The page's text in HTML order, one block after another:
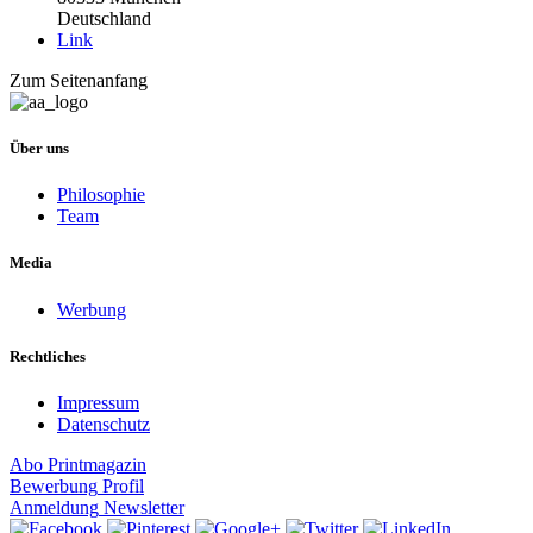
Deutschland
Link
Zum Seitenanfang
Über uns
Philosophie
Team
Media
Werbung
Rechtliches
Impressum
Datenschutz
Abo Printmagazin
Bewerbung Profil
Anmeldung Newsletter